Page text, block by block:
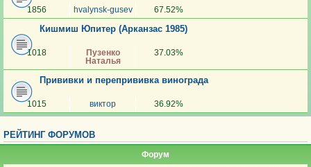
1856 hvalynsk-gusev 67.52%
Кишмиш Юпитер (Арканзас 1985)
1018
Пузенко
Наталья
37.03%
Прививки и перепрививка винограда
1015 виктор 36.92%
РЕЙТИНГ ФОРУМОВ
Форум